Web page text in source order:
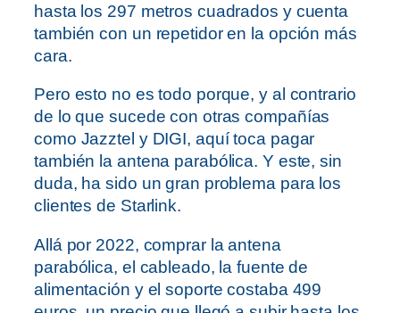
hasta los 297 metros cuadrados y cuenta
también con un repetidor en la opción más
cara.
Pero esto no es todo porque, y al contrario
de lo que sucede con otras compañías
como Jazztel y DIGI, aquí toca pagar
también la antena parabólica. Y este, sin
duda, ha sido un gran problema para los
clientes de Starlink.
Allá por 2022, comprar la antena
parabólica, el cableado, la fuente de
alimentación y el soporte costaba 499